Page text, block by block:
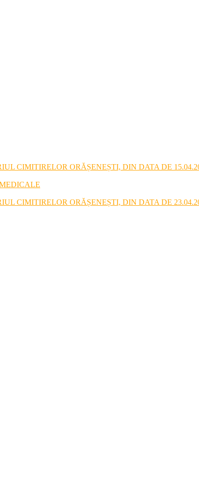
CIMITIRELOR ORĂȘENEȘTI, DIN DATA DE
CIMITIRELOR ORĂȘENEȘTI, DIN DATA DE